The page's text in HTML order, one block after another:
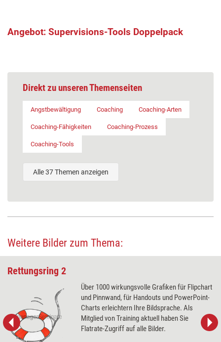
Angebot: Supervisions-Tools Doppelpack
Direkt zu unseren Themenseiten
Angstbewältigung Coaching Coaching-Arten
Coaching-Fähigkeiten Coaching-Prozess
Coaching-Tools
Alle 37 Themen anzeigen
Weitere Bilder zum Thema:
Rettungsring 2
Über 1000 wirkungsvolle Grafiken für Flipchart
und Pinnwand, für Handouts und PowerPoint-
Charts erleichtern Ihre Bildsprache. Als
Mitglied von Training aktuell haben Sie
Flatrate-Zugriff auf alle Bilder.